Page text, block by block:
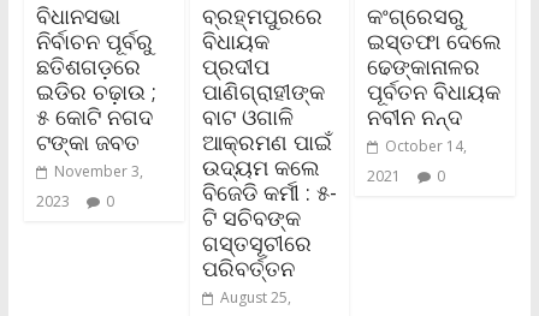
ବିଧାନସଭା
ନିର୍ବାଚନ ପୂର୍ବରୁ
ଛତିଶଗଡ଼ରେ
ଇଡିର ଚଢ଼ାଉ ;
୫ କୋଟି ନଗଦ
ଟଙ୍କା ଜବତ
November 3,
2023
0
ବ୍ରହ୍ମପୁରରେ
ବିଧାୟକ
ପ୍ରଦୀପ
ପାଣିଗ୍ରାହୀଙ୍କ
ବାଟ ଓଗାଳି
ଆକ୍ରମଣ ପାଇଁ
ଉଦ୍ୟମ କଲେ
ବିଜେଡି କର୍ମୀ : ୫-
ଟି ସଚିବଙ୍କ
ଗସ୍ତସୂଚୀରେ
ପରିବର୍ତ୍ତନ
August 25,
କଂଗ୍ରେସରୁ
ଇସ୍ତଫା ଦେଲେ
ଢେଙ୍କାନାଳର
ପୂର୍ବତନ ବିଧାୟକ
ନବୀନ ନନ୍ଦ
October 14,
2021
0